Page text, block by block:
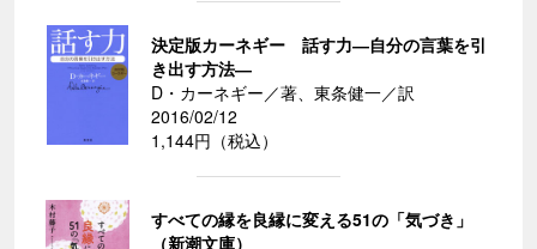
決定版カーネギー 話す力―自分の言葉を引
き出す方法―
D・カーネギー／著、東条健一／訳
2016/02/12
1,144円（税込）
すべての縁を良縁に変える51の「気づき」
（新潮文庫）